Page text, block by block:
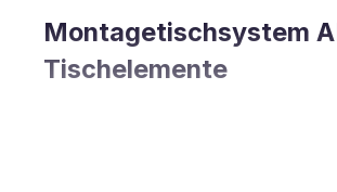
Montagetischsystem
Tischelemente